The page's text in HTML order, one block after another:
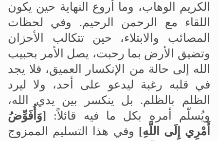
الكريم الوهاب، وما أروع النهاية حين يكون
اللقاء مع الرحمن الرحيم. وفي لحظات
المصائب والابتلاء، حين تتكالب الأحزان
وتضيق الأرض بما رحبت، يصل الأمر بحبيب
الله إلى حالة من الإنكسار العميق، فلا يجد
في قلبه رغبة ليدعو على أحد، ولا ليرد
الظلم بالظلم. بل ينكسر بين يدي الله،
ويُسلّم أمره بكل ما فيه قائلاً:
]وَأُفَوِّضُ
أَمْرِي إِلَى اللَّهِ[ وفي هذا التسليم الممزوج